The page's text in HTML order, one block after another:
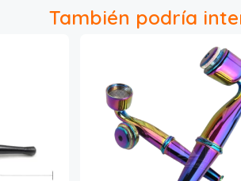
También podría